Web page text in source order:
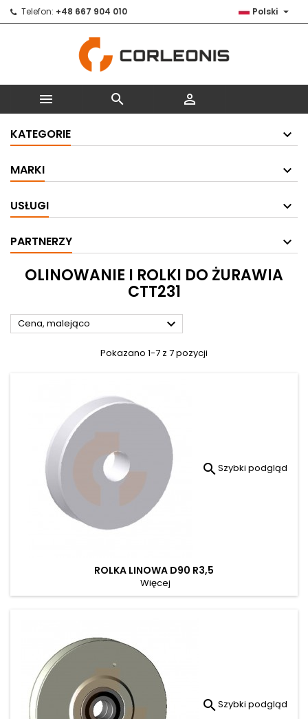
Telefon: +48 667 904 010 Polski 
  
KATEGORIE
MARKI
USŁUGI
PARTNERZY
OLINOWANIE I ROLKI DO ŻURAWIA
CTT231
Cena, malejąco 
Pokazano 1-7 z 7 pozycji
 Szybki podgląd
ROLKA LINOWA D90 R3,5
Więcej
 Szybki podgląd